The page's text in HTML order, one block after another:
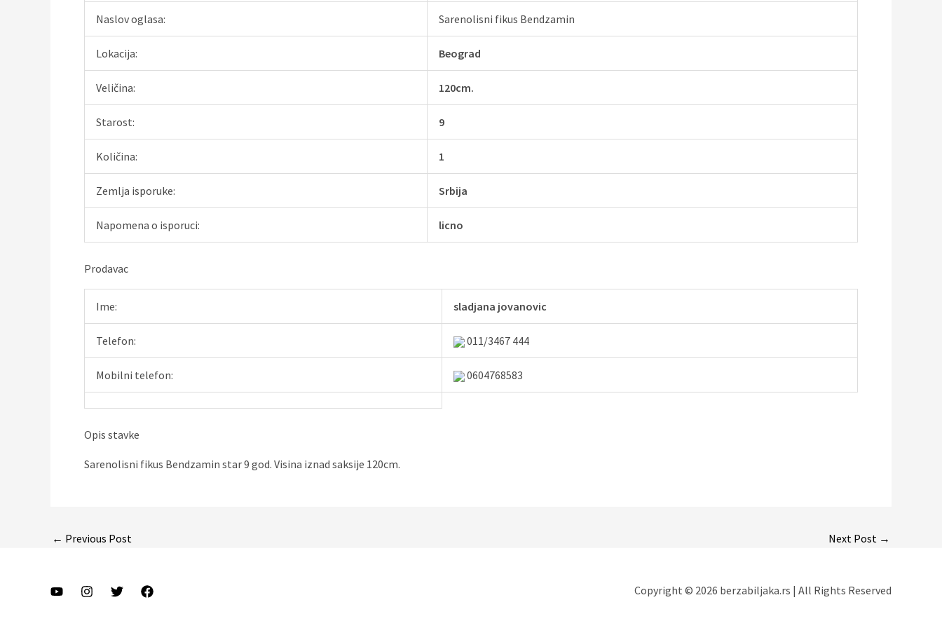
Naslov oglasa: Sarenolisni fikus Bendzamin
Lokacija: Beograd
Veličina: 120cm.
Starost: 9
Količina: 1
Zemlja isporuke: Srbija
Napomena o isporuci: licno
Prodavac
Ime: sladjana jovanovic
Telefon: 011/3467 444
Mobilni telefon: 0604768583
Opis stavke
Sarenolisni fikus Bendzamin star 9 god. Visina iznad saksije 120cm.
Post
← Previous Post Next Post →
Copyright © 2026 berzabiljaka.rs | All Rights Reserved